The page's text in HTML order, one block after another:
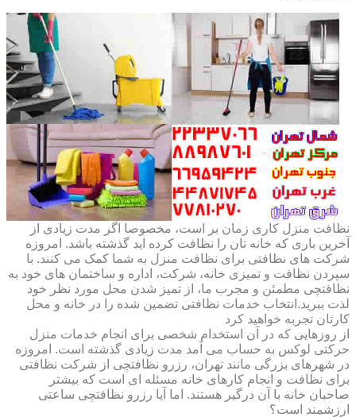
نظافت منزل کاری زمان بر است، مخصوصا اگر مدت زیادی از
آخرین باری که خانه تان را نظافت کرده اید گذشته باشد. امروزه
شرکت های نظافتی برای نظافت منزل به شما کمک می کنند. با
سپردن نظافت و تمیزی خانه، شرکت، اداره و ساختمان های خود به
نظافتچی مطمئن و مجرب ما، از تمیز شدن محل مورد نظر خود
لذت ببرید.انتخاب خدمات نظافتی تضمین شده را در خانه و محل
کارتان تجربه خواهید کرد
از روزهایی که در آن استخدام شخصی برای انجام خدمات منزل
حرکتی لوکس به حساب می آمد مدت زیادی گذشته است. امروزه
در شهرهای بزرگی مانند تهران، رزرو نظافتچی از شرکت نظافتی
برای نظافت و انجام کارهای خانه مسئله ای است که بیشتر
صاحبان خانه با آن درگیر هستند. اما آیا رزرو نظافتچی ساعتی
ارزشمند است؟